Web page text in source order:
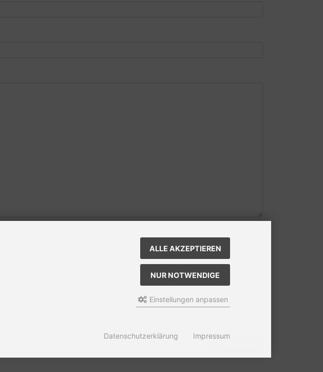
ALLE AKZEPTIEREN
NUR NOTWENDIGE
Einstellungen anpassen
Datenschutzerklärung Impressum